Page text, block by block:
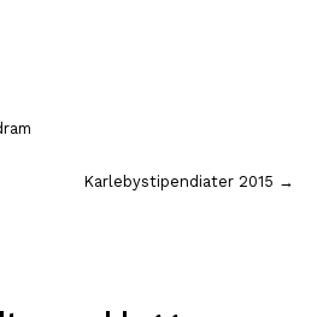
Karlebystipendiater 2015 →